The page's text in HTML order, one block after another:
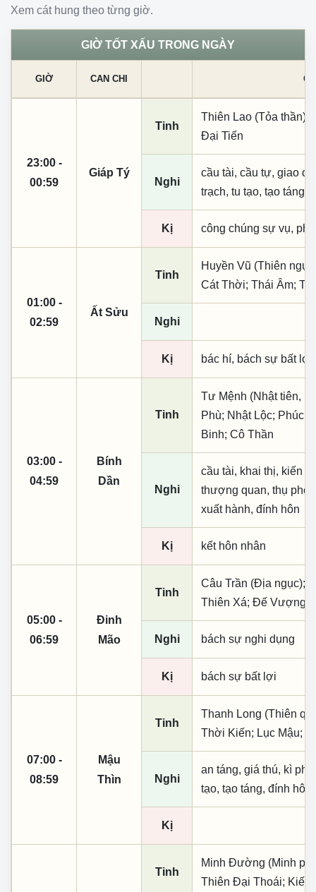
Xem cát hung theo từng giờ.
GIỜ TỐT XẤU TRONG NGÀY
GIỜ CAN CHI
23:00 -
00:59
Giáp Tý
Tinh
Thiên Lao (Tỏa thần);
Đại Tiến
Nghi
cầu tài, cầu tự, giao
trạch, tu tạo, tạo táng,
Kị công chúng sự vụ,
01:00 -
02:59
Ất Sửu
Tinh
Huyền Vũ (Thiên
Cát Thời; Thái Âm;
Nghi
Kị bác hí, bách sự bất
03:00 -
04:59
Bính
Dần
Tinh
Tư Mệnh (Nhật tiên,
Phù; Nhật Lộc; Phúc
Binh; Cô Thần
Nghi
cầu tài, khai thị, kiến
thượng quan, thụ
xuất hành, đính hôn
Kị kết hôn nhân
05:00 -
06:59
Đinh
Mão
Tinh
Câu Trần (Địa ngục);
Thiên Xá; Đế Vượng
Nghi bách sự nghi dụng
Kị bách sự bất lợi
07:00 -
08:59
Mậu
Thìn
Tinh
Thanh Long (Thiên
Thời Kiến; Lục Mậu;
Nghi
an táng, giá thú, kì
tạo, tạo táng, đính hôn
Kị
Tinh
Minh Đường (Minh
Thiên Đại Thoái; Kiếp